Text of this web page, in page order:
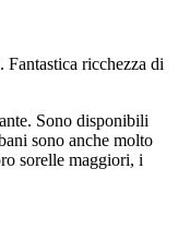
ricchezza di
Sono disponibili
sono anche molto
sorelle maggiori, i